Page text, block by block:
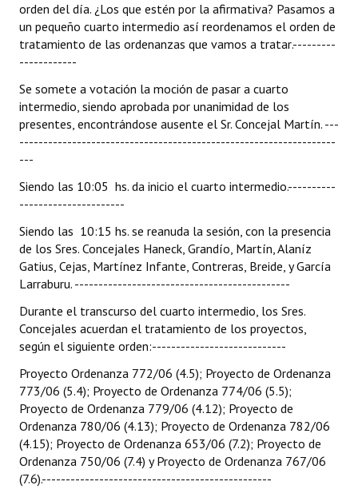
orden del día. ¿Los que estén por la afirmativa? Pasamos a
un pequeño cuarto intermedio así reordenamos el orden de
tratamiento de las ordenanzas que vamos a tratar.---------
------------
Se somete a votación la moción de pasar a cuarto
intermedio, siendo aprobada por unanimidad de los
presentes, encontrándose ausente el Sr. Concejal Martín. ---
------------------------------------------------------------------
---
Siendo las 10:05 hs. da inicio el cuarto intermedio.----------
----------------------
Siendo las 10:15 hs. se reanuda la sesión, con la presencia
de los Sres. Concejales Haneck, Grandío, Martín, Alaníz
Gatius, Cejas, Martínez Infante, Contreras, Breide, y García
Larraburu. ---------------------------------------------
Durante el transcurso del cuarto intermedio, los Sres.
Concejales acuerdan el tratamiento de los proyectos,
según el siguiente orden:----------------------------
Proyecto Ordenanza 772/06 (4.5); Proyecto de Ordenanza
773/06 (5.4); Proyecto de Ordenanza 774/06 (5.5);
Proyecto de Ordenanza 779/06 (4.12); Proyecto de
Ordenanza 780/06 (4.13); Proyecto de Ordenanza 782/06
(4.15); Proyecto de Ordenanza 653/06 (7.2); Proyecto de
Ordenanza 750/06 (7.4) y Proyecto de Ordenanza 767/06
(7.6).------------------------------------------------